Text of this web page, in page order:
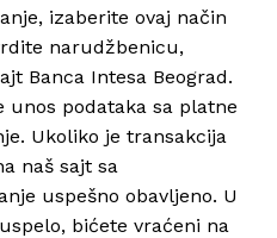
izaberite ovaj način
narudžbenicu,
Banca Intesa Beograd.
unos podataka sa platne
Ukoliko je transakcija
naš sajt sa
uspešno obavljeno. U
bićete vraćeni na